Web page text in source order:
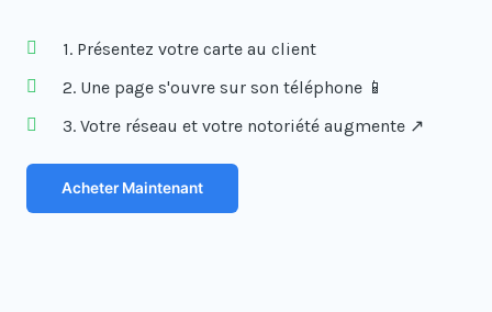
1. Présentez votre carte au client
2. Une page s'ouvre sur son téléphone 📱
3. Votre réseau et votre notoriété augmente ↗️
Acheter Maintenant